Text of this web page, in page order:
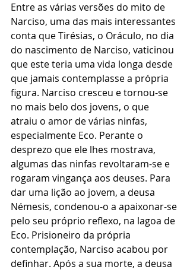
Entre as várias versões do mito de
Narciso, uma das mais interessantes
conta que Tirésias, o Oráculo, no dia
do nascimento de Narciso, vaticinou
que este teria uma vida longa desde
que jamais contemplasse a própria
figura. Narciso cresceu e tornou-se
no mais belo dos jovens, o que
atraiu o amor de várias ninfas,
especialmente Eco. Perante o
desprezo que ele lhes mostrava,
algumas das ninfas revoltaram-se e
rogaram vingança aos deuses. Para
dar uma lição ao jovem, a deusa
Némesis, condenou-o a apaixonar-se
pelo seu próprio reflexo, na lagoa de
Eco. Prisioneiro da própria
contemplação, Narciso acabou por
definhar. Após a sua morte, a deusa